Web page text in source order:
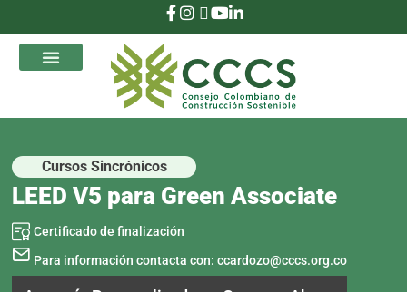
Cursos Sincrónicos
LEED V5 para Green Associate
Certificado de finalización
Para información contacta con: ccardozo@cccs.org.co